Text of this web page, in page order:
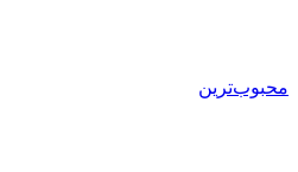
محبوب‌ترین